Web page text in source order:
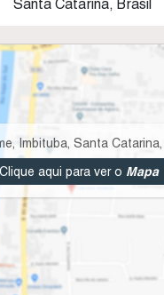
Santa Catarina, Brasil
Imbituba Santa Catarina
Clique aqui para ver o Mapa